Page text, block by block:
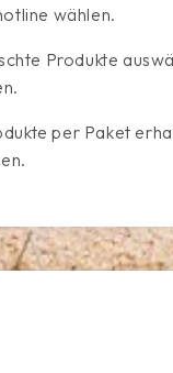
wählen.
Produkte
per Paket